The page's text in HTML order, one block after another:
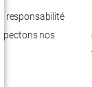
responsabilité
nos